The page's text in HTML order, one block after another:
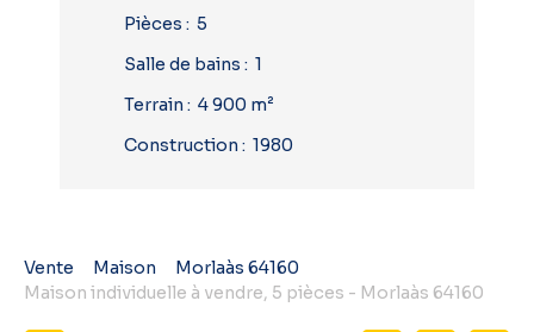
Pièces : 5
Salle de bains : 1
Terrain : 4 900 m²
Construction : 1980
Vente Maison
Morlaàs 64160
Maison individuelle à vendre, 5 pièces - Morlaàs 64160